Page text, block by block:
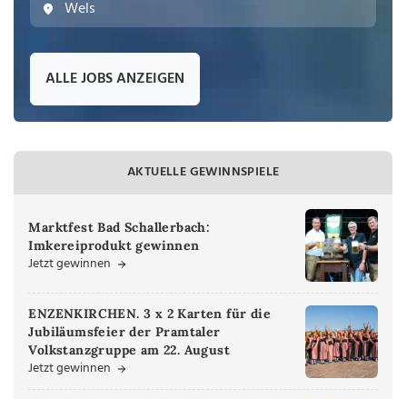
Wels
ALLE JOBS ANZEIGEN
AKTUELLE GEWINNSPIELE
Marktfest Bad Schallerbach:
Imkereiprodukt gewinnen
Jetzt gewinnen
ENZENKIRCHEN. 3 x 2 Karten für die
Jubiläumsfeier der Pramtaler
Volkstanzgruppe am 22. August
Jetzt gewinnen